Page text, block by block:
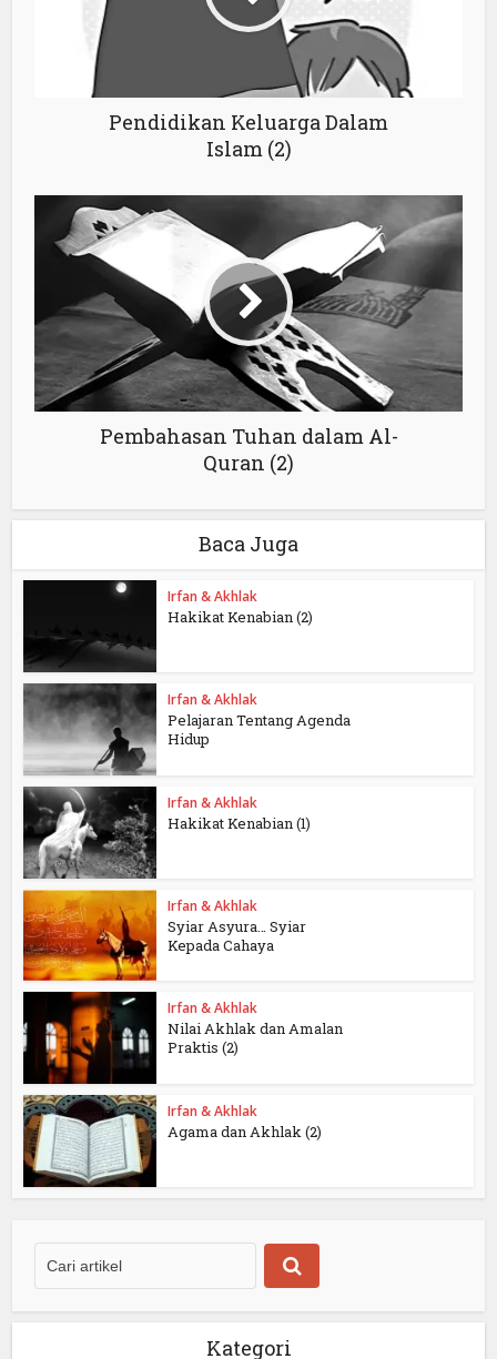
Pendidikan Keluarga Dalam
Islam (2)
Pembahasan Tuhan dalam Al-
Quran (2)
Baca Juga
Irfan & Akhlak
Hakikat Kenabian (2)
Irfan & Akhlak
Pelajaran Tentang Agenda
Hidup
Irfan & Akhlak
Hakikat Kenabian (1)
Irfan & Akhlak
Syiar Asyura… Syiar
Kepada Cahaya
Irfan & Akhlak
Nilai Akhlak dan Amalan
Praktis (2)
Irfan & Akhlak
Agama dan Akhlak (2)
Kategori